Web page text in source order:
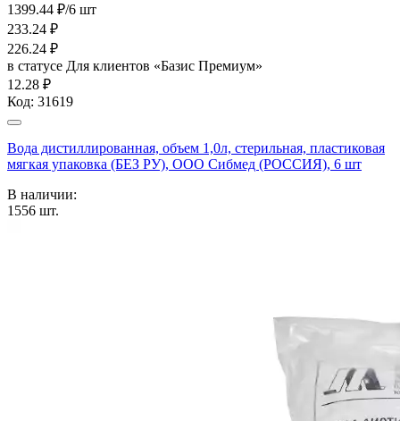
1399.44 ₽/6 шт
233.24 ₽
226.24 ₽
в статусе Для клиентов «Базис Премиум»
12.28 ₽
Код: 31619
Вода дистиллированная, объем 1,0л, стерильная, пластиковая
мягкая упаковка (БЕЗ РУ), ООО Сибмед (РОССИЯ), 6 шт
В наличии:
1556 шт.